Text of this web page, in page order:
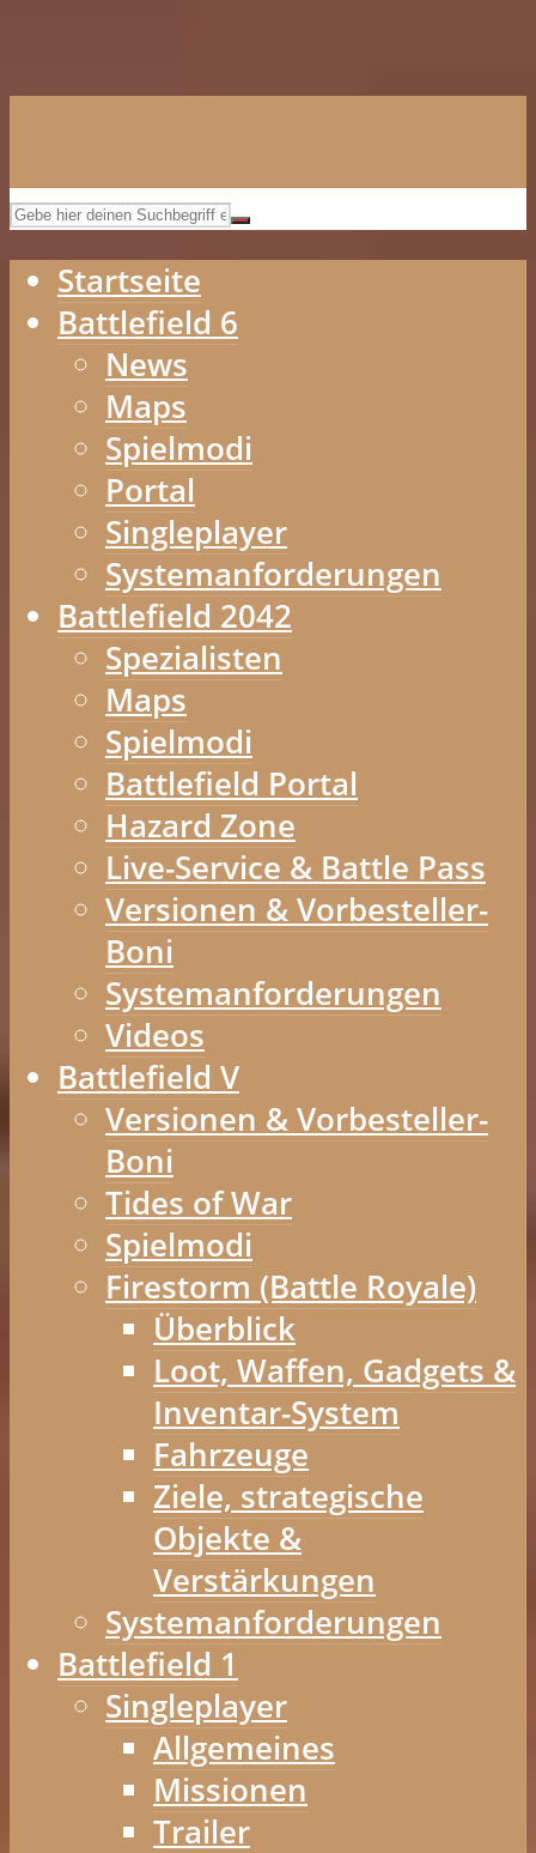
Startseite
Battlefield 6
News
Maps
Spielmodi
Portal
Singleplayer
Systemanforderungen
Battlefield 2042
Spezialisten
Maps
Spielmodi
Battlefield Portal
Hazard Zone
Live-Service & Battle Pass
Versionen & Vorbesteller-
Boni
Systemanforderungen
Videos
Battlefield V
Versionen & Vorbesteller-
Boni
Tides of War
Spielmodi
Firestorm (Battle Royale)
Überblick
Loot, Waffen, Gadgets &
Inventar-System
Fahrzeuge
Ziele, strategische
Objekte &
Verstärkungen
Systemanforderungen
Battlefield 1
Singleplayer
Allgemeines
Missionen
Trailer